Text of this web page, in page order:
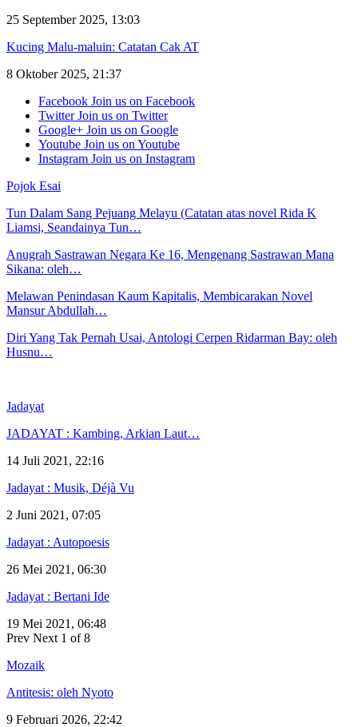
25 September 2025, 13:03
Kucing Malu-maluin: Catatan Cak AT
8 Oktober 2025, 21:37
Facebook Join us on Facebook
Twitter Join us on Twitter
Google+ Join us on Google
Youtube Join us on Youtube
Instagram Join us on Instagram
Pojok Esai
Tun Dalam Sang Pejuang Melayu (Catatan atas novel Rida K
Liamsi, Seandainya Tun…
Anugrah Sastrawan Negara Ke 16, Mengenang Sastrawan Mana
Sikana: oleh…
Melawan Penindasan Kaum Kapitalis, Membicarakan Novel
Mansur Abdullah…
Diri Yang Tak Pernah Usai, Antologi Cerpen Ridarman Bay: oleh
Husnu…
Jadayat
JADAYAT : Kambing, Arkian Laut…
14 Juli 2021, 22:16
Jadayat : Musik, Déjà Vu
2 Juni 2021, 07:05
Jadayat : Autopoesis
26 Mei 2021, 06:30
Jadayat : Bertani Ide
19 Mei 2021, 06:48
Prev Next 1 of 8
Mozaik
Antitesis: oleh Nyoto
9 Februari 2026, 22:42